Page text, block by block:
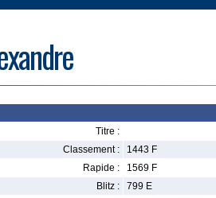
Titre :
Classement :
1443 F
Rapide :
1569 F
Blitz :
799 E